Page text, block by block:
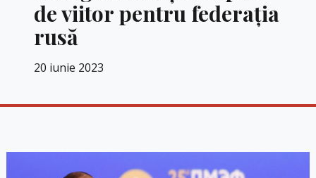
de viitor pentru federația
rusă
20 iunie 2023